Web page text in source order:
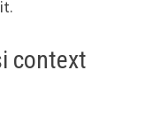
context